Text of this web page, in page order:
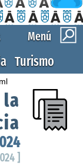
Menú
Turismo
]